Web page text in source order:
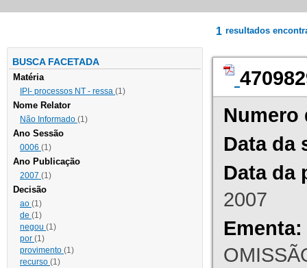
BUSCA FACETADA
Matéria
IPI- processos NT - ressa (1)
Nome Relator
Não Informado (1)
Ano Sessão
0006 (1)
Ano Publicação
2007 (1)
Decisão
ao (1)
de (1)
negou (1)
por (1)
provimento (1)
recurso (1)
1 resultados
Numero
Data da
Data da
2007
Ementa: